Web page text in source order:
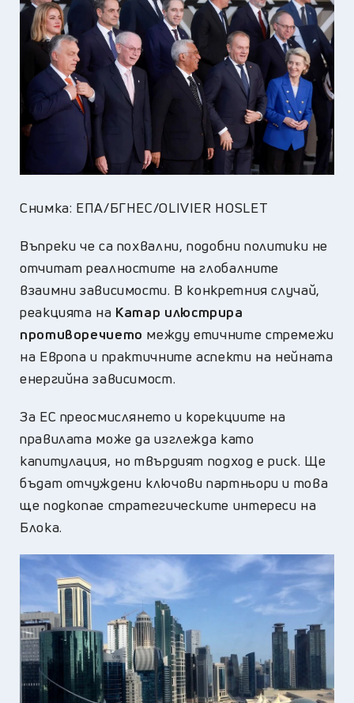
Снимка: ЕПА/БГНЕС/OLIVIER HOSLET
Въпреки че са похвални, подобни политики не
отчитат реалностите на глобалните
взаимни зависимости. В конкретния случай,
реакцията на Катар илюстрира
противоречието между етичните стремежи
на Европа и практичните аспекти на нейната
енергийна зависимост.
За ЕС преосмислянето и корекциите на
правилата може да изглежда като
капитулация, но твърдият подход е риск. Ще
бъдат отчуждени ключови партньори и това
ще подкопае стратегическите интереси на
Блока.